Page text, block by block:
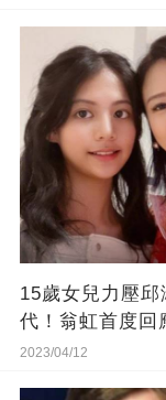
15歲女兒力壓
代！翁虹首度回
2023/04/12